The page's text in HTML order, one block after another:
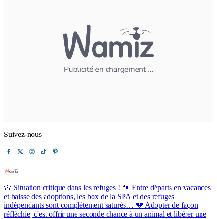
Suivez-nous
🚨 Situation critique dans les refuges ! 🐾 Entre départs en vacances
et baisse des adoptions, les box de la SPA et des refuges
indépendants sont complètement saturés… 💔 Adopter de façon
réfléchie, c'est offrir une seconde chance à un animal et libérer une